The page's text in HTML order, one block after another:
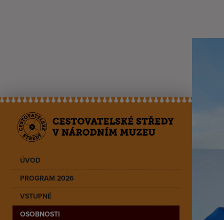
ÚVOD
PROGRAM 2026
VSTUPNÉ
OSOBNOSTI